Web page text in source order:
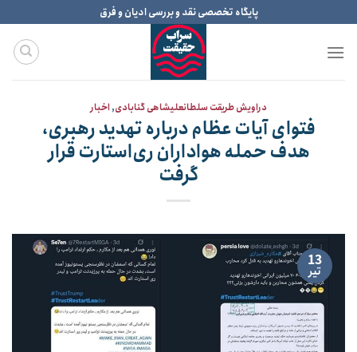
to
content
پایگاه تخصصی نقد و بررسی ادیان و فرق
دراویش طریقت سلطانعلیشاهی گنابادی,اخبار
فتوای آیات عظام درباره تهدید رهبری،
هدف حمله هواداران ری‌استارت قرار
گرفت
13
تیر